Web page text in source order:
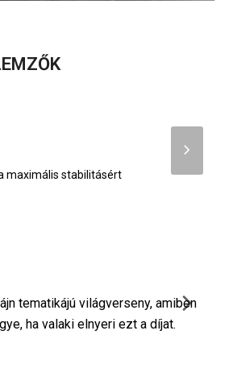
maximális stabilitásért
Next
tematikájú világverseny, amiben
ha valaki elnyeri ezt a díjat.